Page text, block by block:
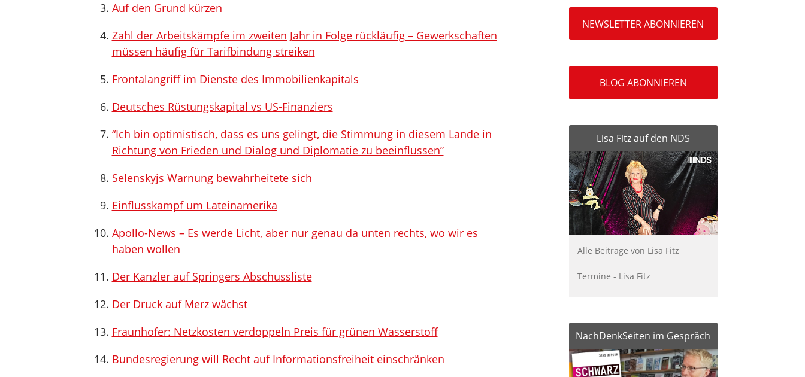
Auf den Grund kürzen
Zahl der Arbeitskämpfe im zweiten Jahr in Folge rückläufig – Gewerkschaften
müssen häufig für Tarifbindung streiken
Frontalangriff im Dienste des Immobilienkapitals
Deutsches Rüstungskapital vs US-Finanziers
“Ich bin optimistisch, dass es uns gelingt, die Stimmung in diesem Lande in
Richtung von Frieden und Dialog und Diplomatie zu beeinflussen”
Selenskyjs Warnung bewahrheitete sich
Einflusskampf um Lateinamerika
Apollo-News – Es werde Licht, aber nur genau da unten rechts, wo wir es
haben wollen
Der Kanzler auf Springers Abschussliste
Der Druck auf Merz wächst
Fraunhofer: Netzkosten verdoppeln Preis für grünen Wasserstoff
Bundesregierung will Recht auf Informationsfreiheit einschränken
NEWSLETTER ABONNIEREN
BLOG ABONNIEREN
Lisa Fitz auf den NDS
Alle Beiträge von Lisa Fitz
Termine - Lisa Fitz
NachDenkSeiten im Gespräch